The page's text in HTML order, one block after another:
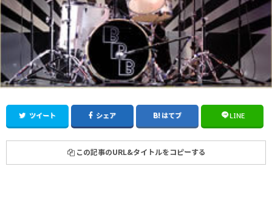
ツイート シェア はてブ LINE
この記事のURL&タイトルをコピーする